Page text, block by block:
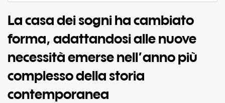
La casa dei sogni ha cambiato
forma, adattandosi alle nuove
necessità emerse nell’anno più
complesso della storia
contemporanea